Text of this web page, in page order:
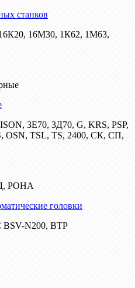
станков
16М30, 1К62, 1М63,
3Е70, 3Д70, G, KRS, PSP,
OSN, TSL, TS, 2400, СК, СП,
РОНА
головки
BSV-N200, ВТР